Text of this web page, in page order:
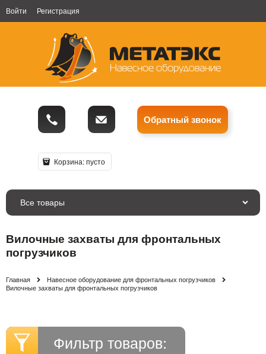
Войти Регистрация
Обратный звонок
Корзина:пусто
Все товары
Вилочные захваты для фронтальных
погрузчиков
Главная
Навесное оборудование для фронтальных погрузчиков
Вилочные захваты для фронтальных погрузчиков
Фильтр товаров: